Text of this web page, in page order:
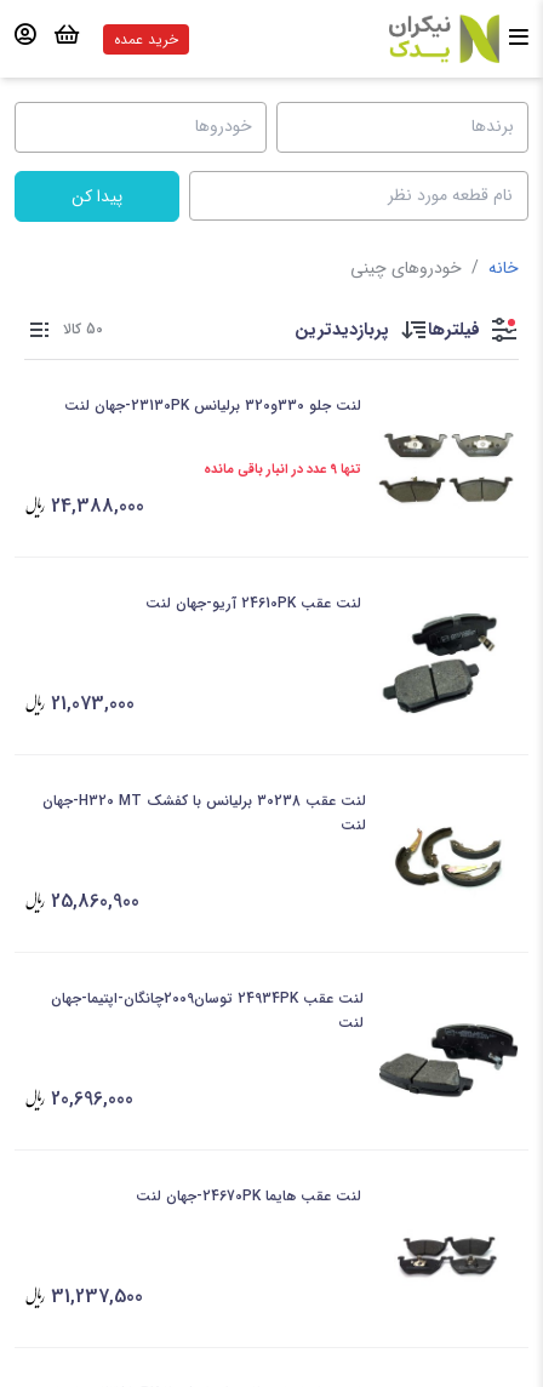
خرید عمده
پیدا کن
خانه / خودروهای چینی
فیلترها پربازدیدترین 50 کالا
لنت جلو 330و320 برلیانس 23130PK-جهان لنت
تنها 9 عدد در انبار باقی مانده
24,388,000
لنت عقب 24610PK آریو-جهان لنت
21,073,000
لنت عقب 30238 برلیانس با کفشک H320 MT-جهان
لنت
25,860,900
لنت عقب 24934PK توسان2009چانگان-اپتیما-جهان
لنت
20,696,000
لنت عقب هایما 24670PK-جهان لنت
31,237,500